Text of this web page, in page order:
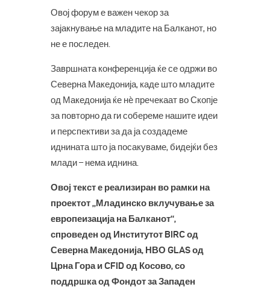
Овој форум е важен чекор за
зајакнување на младите на Балканот, но
не е последен.
Завршната конференција ќе се одржи во
Северна Македонија, каде што младите
од Македонија ќе нè пречекаат во Скопје
за повторно да ги собереме нашите идеи
и перспективи за да ја создадеме
иднината што ја посакуваме, бидејќи без
млади – нема иднина.
Овој текст е реализиран во рамки на
проектот „Младинско вклучување за
европеизација на Балканот“,
спроведен од Институтот BIRC од
Северна Македонија, НВО GLAS од
Црна Гора и CFID од Косово, со
поддршка од Фондот за Западен